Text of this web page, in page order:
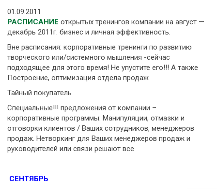
01.09.2011
РАСПИСАНИЕ открытых тренингов компании на август —
декабрь 2011г. бизнес и личная эффективность.
Вне расписания: корпоративные тренинги по развитию
творческого или/системного мышления -сейчас
подходящее для этого время! Не упустите его!!! А также
Построение, оптимизация отдела продаж
Тайный покупатель
Специальные!!! предложения от компании –
корпоративные программы: Манипуляции, отмазки и
отговорки клиентов / Ваших сотрудников, менеджеров
продаж. Нетворкинг для Ваших менеджеров продаж и
руководителей или связи решают все
СЕНТЯБРЬ